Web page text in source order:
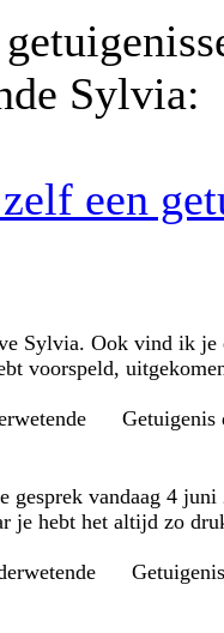
Sylvia:
een
Sylvia. Ook vind ik je
voorspeld,
vandaag 4
je hebt het altijd zo